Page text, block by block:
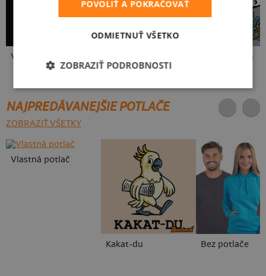
V presse Wago svorka
NAJPREDÁVANEJŠIE POTLAČE
ZOBRAZIŤ VŠETKY
Vlastná potlač
Kakat-du Bez potlače
POVOLIŤ A POKRAČOVAŤ
ODMIETNUŤ VŠETKO
ZOBRAZIŤ PODROBNOSTI